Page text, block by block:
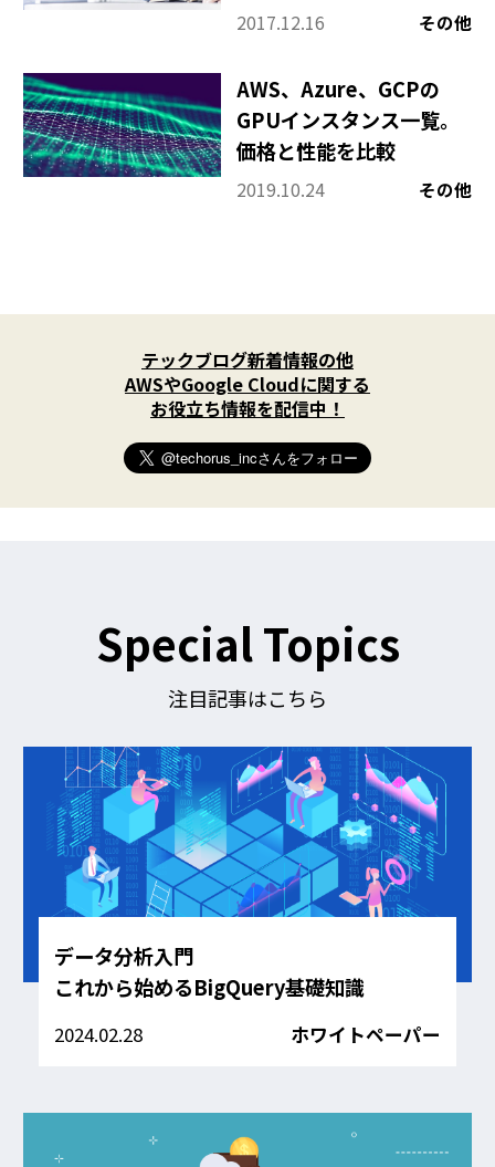
2017.12.16 その他
AWS、Azure、GCPの
GPUインスタンス一覧。
価格と性能を比較
2019.10.24 その他
X
T
w
i
t
t
e
r
)
す
る
テックブログ新着情報の他
AWSやGoogle Cloudに関する
お役立ち情報を配信中！
Special Topics
注目記事はこちら
データ分析入門
これから始めるBigQuery基礎知識
2024.02.28 ホワイトペーパー